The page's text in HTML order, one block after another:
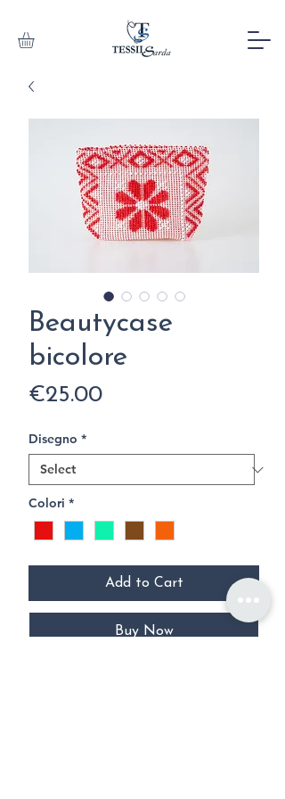
Beautycase
bicolore
€25.00Price
Disegno *
Colori *
Add to Cart
Buy Now